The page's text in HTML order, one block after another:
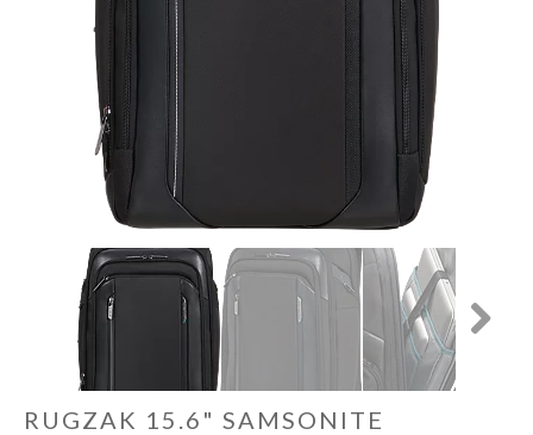
School & Travel
Cadeautips
De Printshop
Cadeaubon
Acties en events
RUGZAK 15.6" SAMSONITE